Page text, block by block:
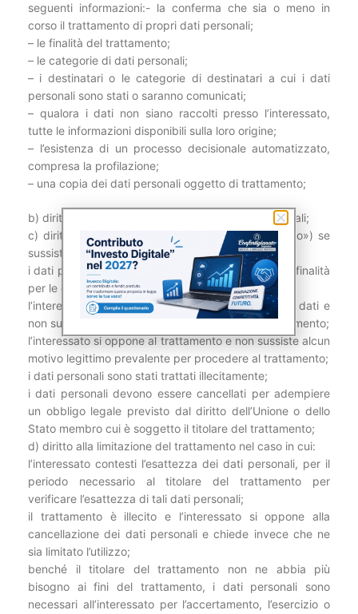
seguenti informazioni:- la conferma che sia o meno in
corso il trattamento di propri dati personali;
– le finalità del trattamento;
– le categorie di dati personali;
– i destinatari o le categorie di destinatari a cui i dati
personali sono stati o saranno comunicati;
– qualora i dati non siano raccolti presso l’interessato,
tutte le informazioni disponibili sulla loro origine;
– l’esistenza di un processo decisionale automatizzato,
compresa la profilazione;
– una copia dei dati personali oggetto di trattamento;
b) diritto di rettifica ed integrazione dei dati personali;
c) diritto alla cancellazione dei dati («diritto all’oblio») se
sussiste uno dei seguenti motivi:
i dati personali non sono più necessari rispetto alle finalità
per le quali sono stati raccolti o altrimenti trattati;
l’interessato revoca il consenso al trattamento dei dati e
non sussiste altro fondamento giuridico per il trattamento;
l’interessato si oppone al trattamento e non sussiste alcun
motivo legittimo prevalente per procedere al trattamento;
i dati personali sono stati trattati illecitamente;
i dati personali devono essere cancellati per adempiere
un obbligo legale previsto dal diritto dell’Unione o dello
Stato membro cui è soggetto il titolare del trattamento;
d) diritto alla limitazione del trattamento nel caso in cui:
l’interessato contesti l’esattezza dei dati personali, per il
periodo necessario al titolare del trattamento per
verificare l’esattezza di tali dati personali;
il trattamento è illecito e l’interessato si oppone alla
cancellazione dei dati personali e chiede invece che ne
sia limitato l’utilizzo;
benché il titolare del trattamento non ne abbia più
bisogno ai fini del trattamento, i dati personali sono
necessari all’interessato per l’accertamento, l’esercizio o